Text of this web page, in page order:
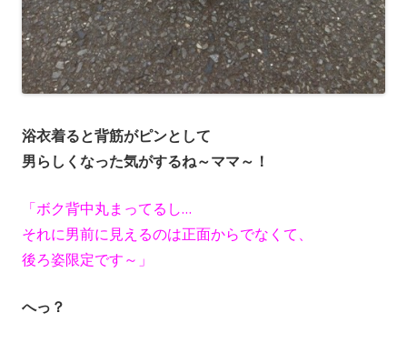
浴衣着ると背筋がピンとして
男らしくなった気がするね～ママ～！
「ボク背中丸まってるし…
それに男前に見えるのは正面からでなくて、
後ろ姿限定です～」
へっ？